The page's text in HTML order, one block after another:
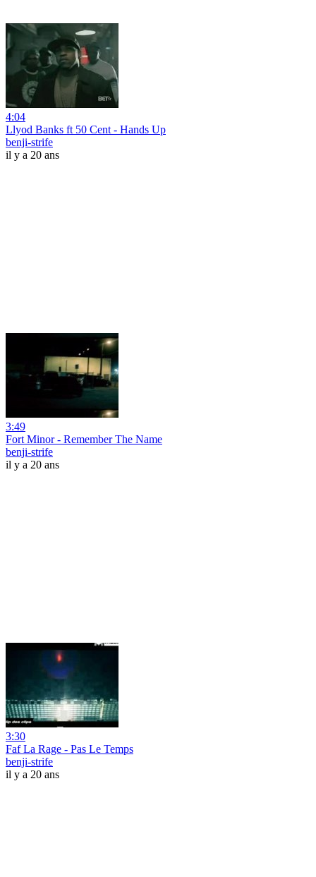
4:04
Llyod Banks ft 50 Cent - Hands Up
benji-strife
il y a 20 ans
3:49
Fort Minor - Remember The Name
benji-strife
il y a 20 ans
3:30
Faf La Rage - Pas Le Temps
benji-strife
il y a 20 ans